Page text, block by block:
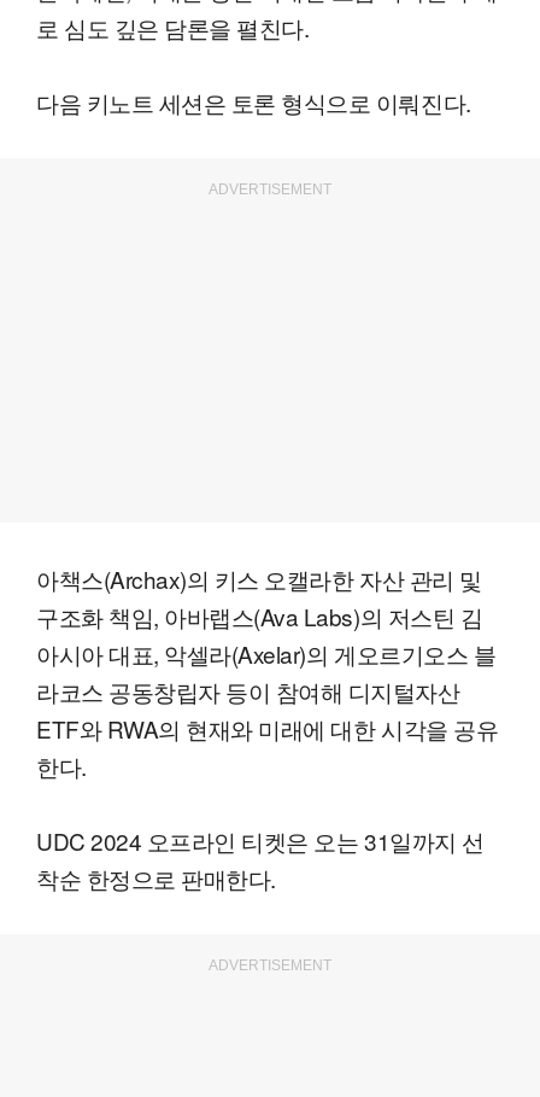
로 심도 깊은 담론을 펼친다.
다음 키노트 세션은 토론 형식으로 이뤄진다.
ADVERTISEMENT
아책스(Archax)의 키스 오캘라한 자산 관리 및
구조화 책임, 아바랩스(Ava Labs)의 저스틴 김
아시아 대표, 악셀라(Axelar)의 게오르기오스 블
라코스 공동창립자 등이 참여해 디지털자산
ETF와 RWA의 현재와 미래에 대한 시각을 공유
한다.
UDC 2024 오프라인 티켓은 오는 31일까지 선
착순 한정으로 판매한다.
ADVERTISEMENT